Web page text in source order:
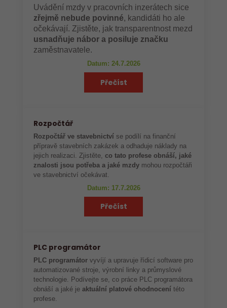
Uvádění mzdy v pracovních inzerátech sice
zřejmě nebude povinné, kandidáti ho ale
očekávají. Zjistěte, jak transparentnost mezd
usnadňuje nábor a posiluje značku
zaměstnavatele.
Datum: 24.7.2026
Přečíst
Rozpočtář
Rozpočtář ve stavebnictví se podílí na finanční
přípravě stavebních zakázek a odhaduje náklady na
jejich realizaci. Zjistěte,co tato profese obnáší, jaké
znalosti jsou potřeba a jaké mzdy mohou rozpočtáři
ve stavebnictví očekávat.
Datum: 17.7.2026
Přečíst
PLC programátor
PLC programátor vyvíjí a upravuje řídicí software pro
automatizované stroje, výrobní linky a průmyslové
technologie. Podívejte se, co práce PLC programátora
obnáší a jaké je aktuální platové ohodnocení této
profese.